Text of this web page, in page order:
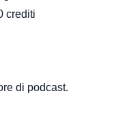
crediti
di podcast.